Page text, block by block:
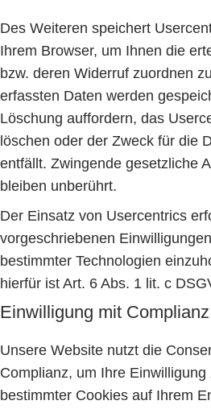
Des Weiteren speichert
Ihrem Browser, um Ihnen die
bzw. deren Widerruf zuordnen
erfassten Daten werden
Löschung auffordern, das
löschen oder der Zweck für die
entfällt. Zwingende gesetzliche
bleiben unberührt.
Der Einsatz von Usercentrics
vorgeschriebenen
bestimmter Technologien
hierfür ist Art. 6 Abs. 1 lit. c
Einwilligung mit Complianz
Unsere Website nutzt die
Complianz, um Ihre
bestimmter Cookies auf Ihrem